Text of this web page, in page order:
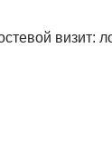
визит: